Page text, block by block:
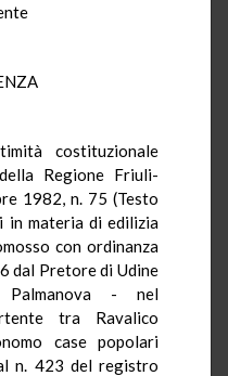
costituzionale
Regione Friuli-
1982, n. 75 (Testo
in materia di edilizia
con ordinanza
dal Pretore di Udine
- nel
tra Ravalico
case popolari
n. 423 del registro